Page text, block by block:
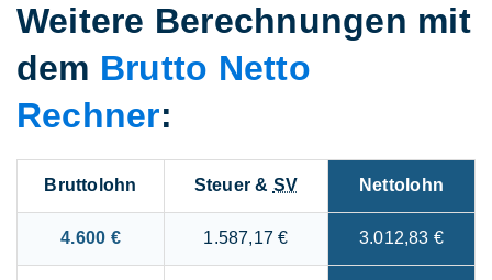
Weitere Berechnungen mit
dem Brutto Netto
Rechner:
Bruttolohn Steuer & SV Nettolohn
4.600 € 1.587,17 € 3.012,83 €